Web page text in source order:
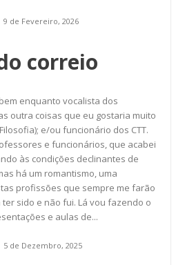
9 de Fevereiro, 2026
correio
enquanto vocalista dos
outra coisas que eu gostaria muito
e/ou funcionário dos CTT.
e funcionários, que acabei
às condições declinantes de
há um romantismo, uma
profissões que sempre me farão
fui. Lá vou fazendo o
e aulas de...
5 de Dezembro, 2025